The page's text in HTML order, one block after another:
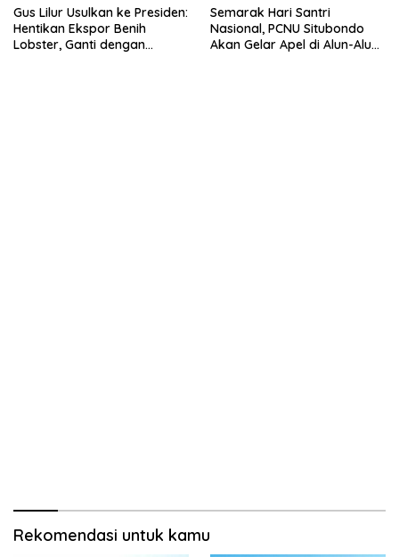
Gus Lilur Usulkan ke Presiden:
Hentikan Ekspor Benih
Lobster, Ganti dengan
Semarak Hari Santri
Nasional, PCNU Situbondo
Akan Gelar Apel di Alun-Alun
Rekomendasi untuk kamu